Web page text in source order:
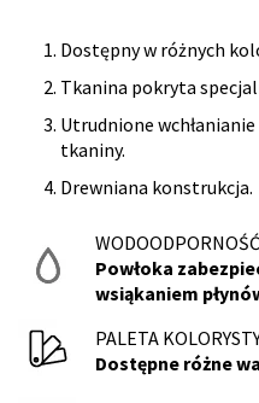
Opis
produktu
Dostępny w różnych
Tkanina pokryta
Utrudnione wchłanianie
tkaniny.
Drewniana konstrukcja.
WODOODPORNOŚĆ
Powłoka
wsiąkaniem
PALETA
Dostępne różne